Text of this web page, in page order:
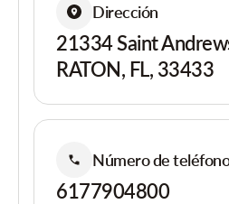
Dirección
21334 Saint
RATON, FL, 33433
Número de
6177904800